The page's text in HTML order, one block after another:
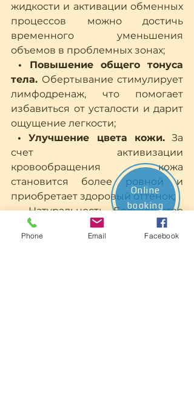
жидкости и активации обменных
процессов можно достичь
временного уменьшения
объемов в проблемных зонах;
тела. Обертывание стимулирует
лимфодренаж, что помогает
избавиться от усталости и дарит
ощущение легкости;
• Улучшение цвета кожи. За
счет активизации
кровообращения кожа
становится более ровной и
приобретает здоровый оттенок;
• Натуральность. Большинство
ингредиентов для обертываний
являются натуральными и
Phone Email Facebook
Online
booking